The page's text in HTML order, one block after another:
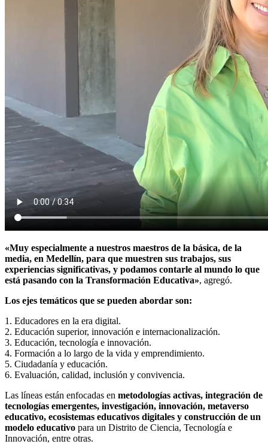
«Muy especialmente a nuestros maestros de la básica, de la
media, en Medellín, para que muestren sus trabajos, sus
experiencias significativas, y podamos contarle al mundo lo que
está pasando con la Transformación Educativa», agregó.
Los ejes temáticos que se pueden abordar son:
1. Educadores en la era digital.
2. Educación superior, innovación e internacionalización.
3. Educación, tecnología e innovación.
4. Formación a lo largo de la vida y emprendimiento.
5. Ciudadanía y educación.
6. Evaluación, calidad, inclusión y convivencia.
Las líneas están enfocadas en metodologías activas, integración de
tecnologías emergentes, investigación, innovación, metaverso
educativo, ecosistemas educativos digitales y construcción de un
modelo educativo para un Distrito de Ciencia, Tecnología e
Innovación, entre otras.